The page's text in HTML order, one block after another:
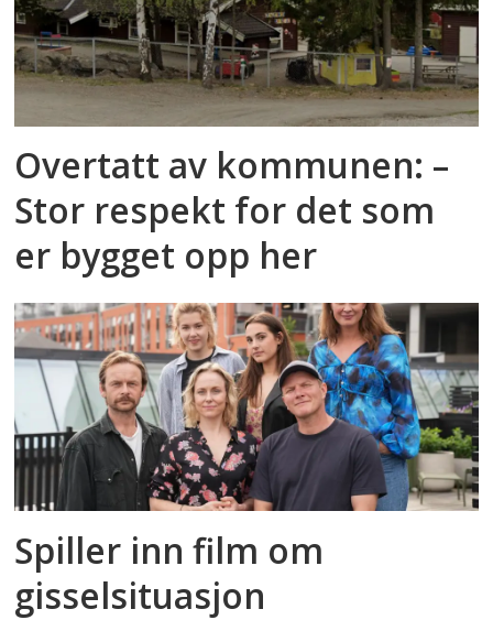
Overtatt av kommunen: –
Stor respekt for det som
er bygget opp her
Spiller inn film om
gisselsituasjon